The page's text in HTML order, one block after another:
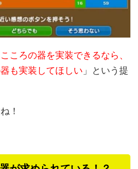
ころの器を実装できるなら、
も実装してほしい 」という提
！